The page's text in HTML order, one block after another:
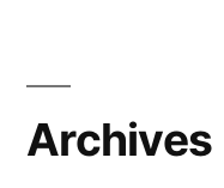
Archives